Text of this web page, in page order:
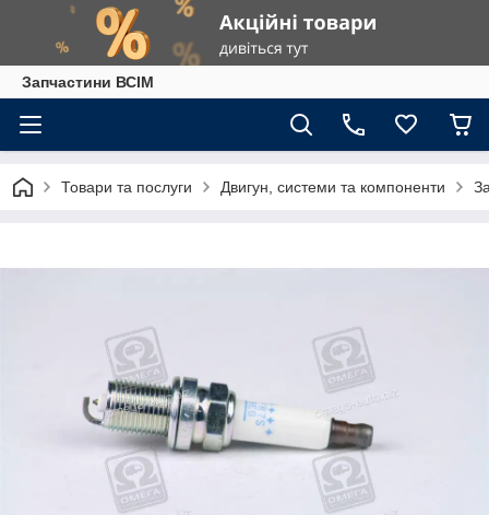
Запчастини ВСІМ
Товари та послуги Двигун, системи та компоненти